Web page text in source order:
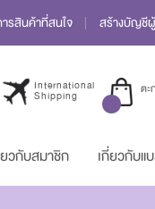
รสินค้าที่สนใจ สร้างบัญชี
International
Shipping ตะ
วกับสมาชิก เกี่ยวกับแ